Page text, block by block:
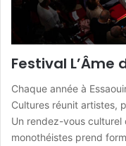
Festival L’Âme
Chaque année à
Cultures réunit artistes,
Un rendez-vous culturel
monothéistes prend